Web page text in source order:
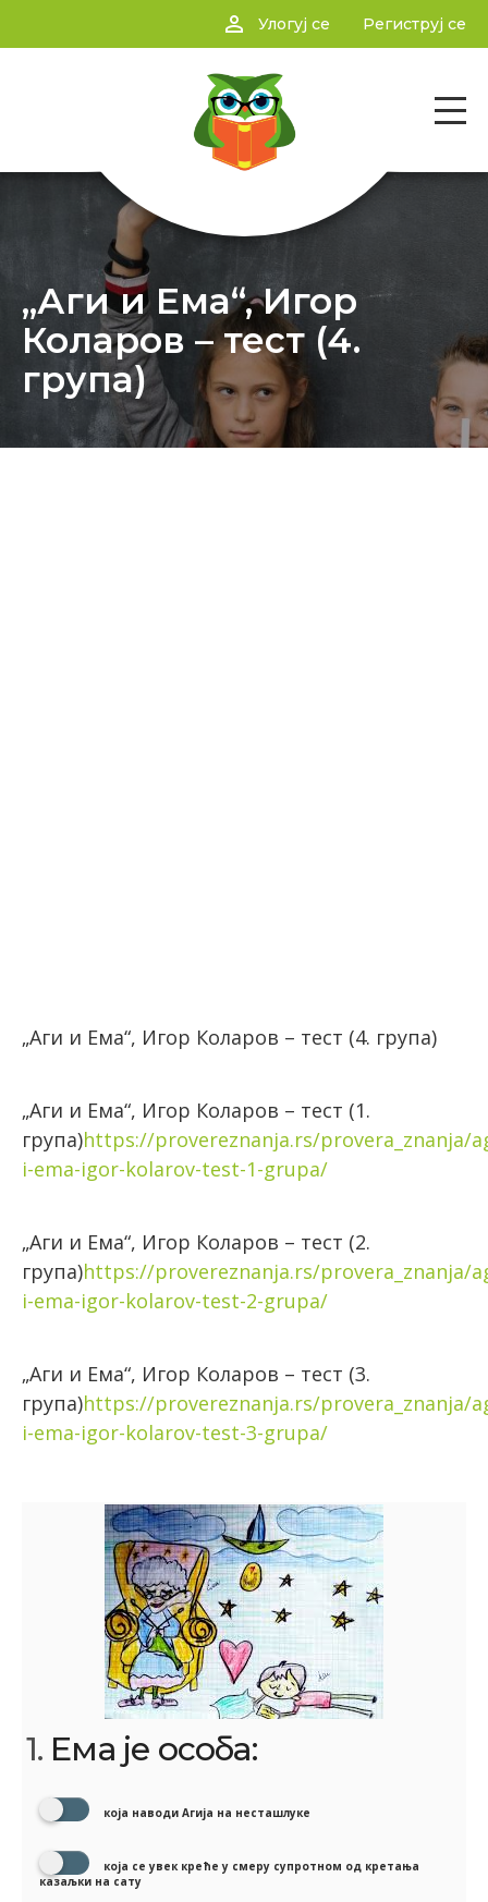
person_outline Улогуј се Региструј се
„Аги и Ема“, Игор
Коларов – тест (4.
група)
„Аги и Ема“, Игор Коларов – тест (4. група)
„Аги и Ема“, Игор Коларов – тест (1.
група)https://provereznanja.rs/provera_znanja/
i-ema-igor-kolarov-test-1-grupa/
„Аги и Ема“, Игор Коларов – тест (2.
група)https://provereznanja.rs/provera_znanja/
i-ema-igor-kolarov-test-2-grupa/
„Аги и Ема“, Игор Коларов – тест (3.
група)https://provereznanja.rs/provera_znanja/
i-ema-igor-kolarov-test-3-grupa/
1. Ема је особа:
која наводи Агија на несташлуке
која се увек креће у смеру супротном од кретања
казаљки на сату